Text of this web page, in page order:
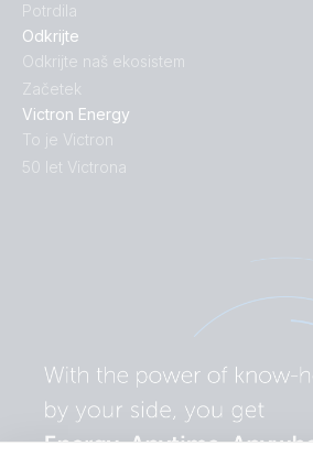
Odkrijte
Odkrijte naš ekosistem
Začetek
Victron Energy
To je Victron
50 let Victrona
Potrdila